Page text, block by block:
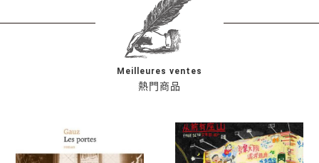
熱門商品
Meilleures ventes